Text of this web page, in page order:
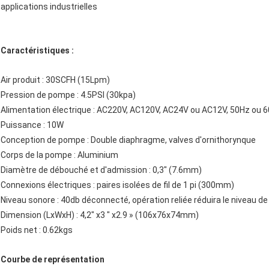
applications industrielles
Caractéristiques :
Air produit : 30SCFH (15Lpm)
Pression de pompe : 4.5PSI (30kpa)
Alimentation électrique : AC220V, AC120V, AC24V ou AC12V, 50Hz ou
Puissance : 10W
Conception de pompe : Double diaphragme, valves d'ornithorynque
Corps de la pompe : Aluminium
Diamètre de débouché et d'admission : 0,3" (7.6mm)
Connexions électriques : paires isolées de fil de 1 pi (300mm)
Niveau sonore : 40db déconnecté, opération reliée réduira le niveau de
Dimension (LxWxH) : 4,2" x3 " x2.9 » (106x76x74mm)
Poids net : 0.62kgs
Courbe de représentation